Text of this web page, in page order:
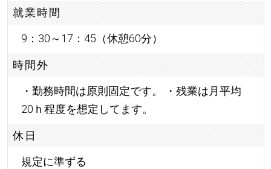
就業時間
9：30～17：45（休憩60分）
時間外
・勤務時間は原則固定です。 ・残業は月平均
20ｈ程度を想定してます。
休日
規定に準ずる